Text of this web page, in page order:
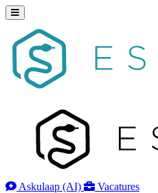
Naar
inhoud
Askulaap (AI) Vacatures